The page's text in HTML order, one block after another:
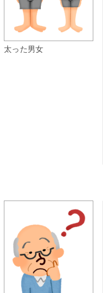
太った男女